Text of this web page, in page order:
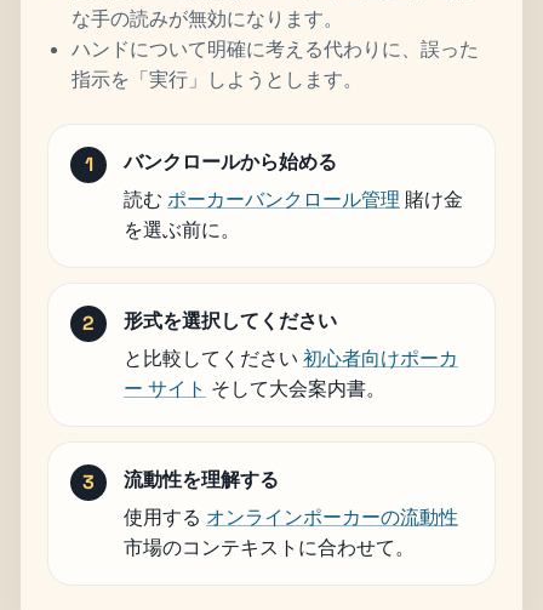
な手の読みが無効になります。
ハンドについて明確に考える代わりに、誤った
指示を「実行」しようとします。
バンクロールから始める
読む ポーカーバンクロール管理 賭け金
を選ぶ前に。
形式を選択してください
と比較してください 初心者向けポーカ
ー サイト そして大会案内書。
流動性を理解する
使用する オンラインポーカーの流動性
市場のコンテキストに合わせて。